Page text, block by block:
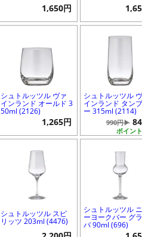
1,650円
シュトルッツル ヴァ
インランド オールド 3
50ml (2126)
1,265円
シュトルッツル
インランド タン
ー 315ml (2114)
ポイン
990円▶
シュトルッツル スピ
リッツ 203ml (4476)
シュトルッツル
ーヨークバー グ
パ 90ml (696)